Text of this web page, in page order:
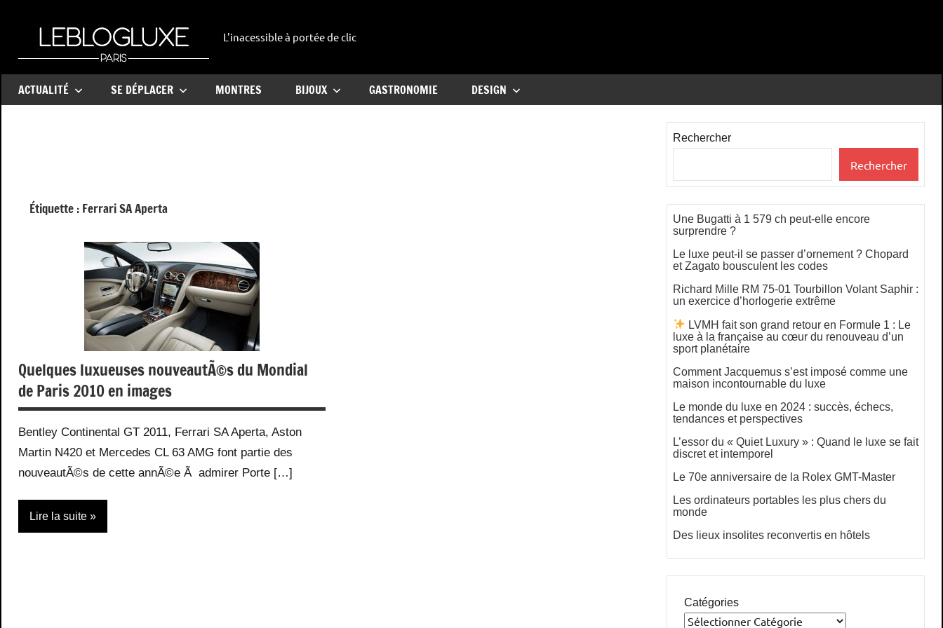
contenu
leblogluxe
L'inacessible à portée de clic
ACTUALITÉ SE DÉPLACER MONTRES BIJOUX GASTRONOMIE DESIGN
Étiquette : Ferrari SA Aperta
Quelques luxueuses nouveautÃ©s du Mondial
de Paris 2010 en images
Bentley Continental GT 2011, Ferrari SA Aperta, Aston
Martin N420 et Mercedes CL 63 AMG font partie des
nouveautÃ©s de cette annÃ©e Ã admirer Porte […]
Lire la suite
Rechercher
Rechercher
Une Bugatti à 1 579 ch peut-elle encore
surprendre ?
Le luxe peut-il se passer d’ornement ? Chopard
et Zagato bousculent les codes
Richard Mille RM 75-01 Tourbillon Volant Saphir :
un exercice d’horlogerie extrême
LVMH fait son grand retour en Formule 1 : Le
luxe à la française au cœur du renouveau d’un
sport planétaire
Comment Jacquemus s’est imposé comme une
maison incontournable du luxe
Le monde du luxe en 2024 : succès, échecs,
tendances et perspectives
L’essor du « Quiet Luxury » : Quand le luxe se fait
discret et intemporel
Le 70e anniversaire de la Rolex GMT-Master
Les ordinateurs portables les plus chers du
monde
Des lieux insolites reconvertis en hôtels
Catégories